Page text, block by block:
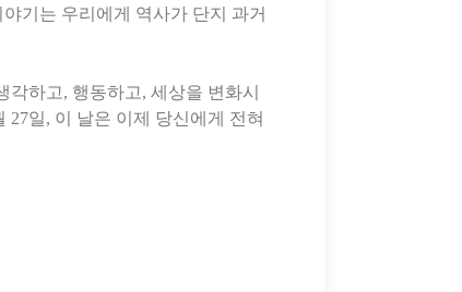
기는 우리에게 역사가 단지 과거
하고, 행동하고, 세상을 변화시
일, 이 날은 이제 당신에게 전혀